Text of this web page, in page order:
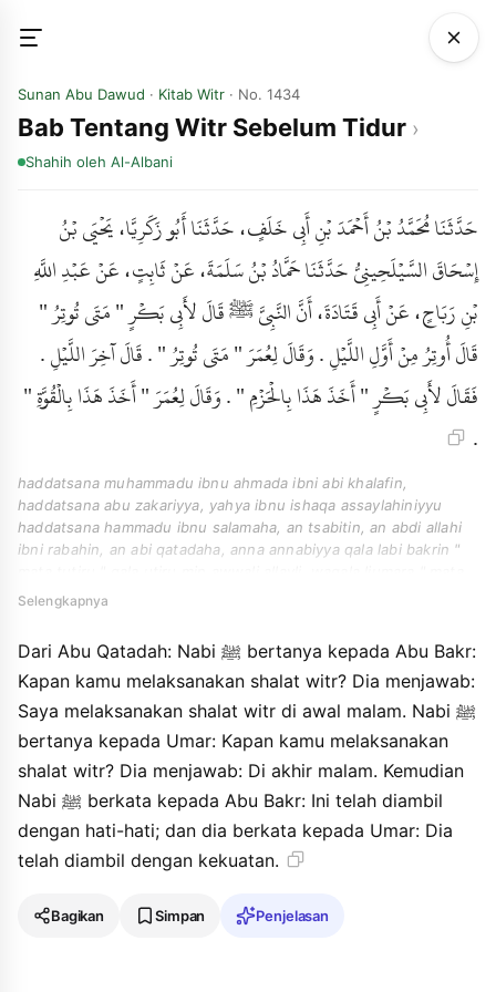
Sunan Abu Dawud · Kitab Witr · No. 1434
Bab Tentang Witr Sebelum Tidur
Shahih oleh Al-Albani
حَدَّثَنَا مُحَمَّدُ بْنُ أَحْمَدَ بْنِ أَبِي خَلَفٍ، حَدَّثَنَا أَبُو زَكَرِيَّا، يَحْيَى بْنُ
إِسْحَاقَ السَّيْلَحِينِيُّ حَدَّثَنَا حَمَّادُ بْنُ سَلَمَةَ، عَنْ ثَابِتٍ، عَنْ عَبْدِ اللَّهِ
بْنِ رَبَاحٍ، عَنْ أَبِي قَتَادَةَ، أَنَّ النَّبِيَّ ﷺ قَالَ لأَبِي بَكْرٍ " مَتَى تُوتِرُ "
قَالَ أُوتِرُ مِنْ أَوَّلِ اللَّيْلِ . وَقَالَ لِعُمَرَ " مَتَى تُوتِرُ " . قَالَ آخِرَ اللَّيْلِ .
فَقَالَ لأَبِي بَكْرٍ " أَخَذَ هَذَا بِالْحَزْمِ " . وَقَالَ لِعُمَرَ " أَخَذَ هَذَا بِالْقُوَّةِ "
.
haddatsana muhammadu ibnu ahmada ibni abi khalafin,
haddatsana abu zakariyya, yahya ibnu ishaqa assaylahiniyyu
haddatsana hammadu ibnu salamaha, an tsabitin, an abdi allahi
ibni rabahin, an abi qatadaha, anna annabiyya qala labi bakrin "
tutiru ". qala akhira allayli. faqala labi bakrin " akhadza hadza
Selengkapnya
Dari Abu Qatadah: Nabi ﷺ bertanya kepada Abu Bakr:
Kapan kamu melaksanakan shalat witr? Dia menjawab:
Saya melaksanakan shalat witr di awal malam. Nabi ﷺ
bertanya kepada Umar: Kapan kamu melaksanakan
shalat witr? Dia menjawab: Di akhir malam. Kemudian
Nabi ﷺ berkata kepada Abu Bakr: Ini telah diambil
dengan hati-hati; dan dia berkata kepada Umar: Dia
telah diambil dengan kekuatan.
Bagikan Simpan Penjelasan